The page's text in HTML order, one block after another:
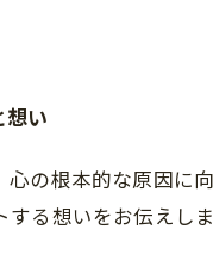
想い
の根本的な原因に
る想いをお伝えしま